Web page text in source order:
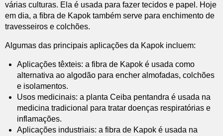
várias culturas. Ela é usada para fazer tecidos e papel. Hoje
em dia, a fibra de Kapok também serve para enchimento de
travesseiros e colchões.
Algumas das principais aplicações da Kapok incluem:
Aplicações têxteis: a fibra de Kapok é usada como
alternativa ao algodão para encher almofadas, colchões
e isolamentos.
Usos medicinais: a planta Ceiba pentandra é usada na
medicina tradicional para tratar doenças respiratórias e
inflamações.
Aplicações industriais: a fibra de Kapok é usada na